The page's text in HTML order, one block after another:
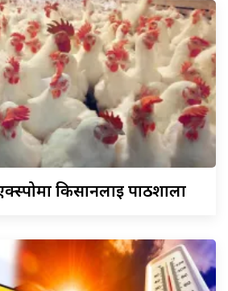
एक्स्पोमा किसानलाई पाठशाला